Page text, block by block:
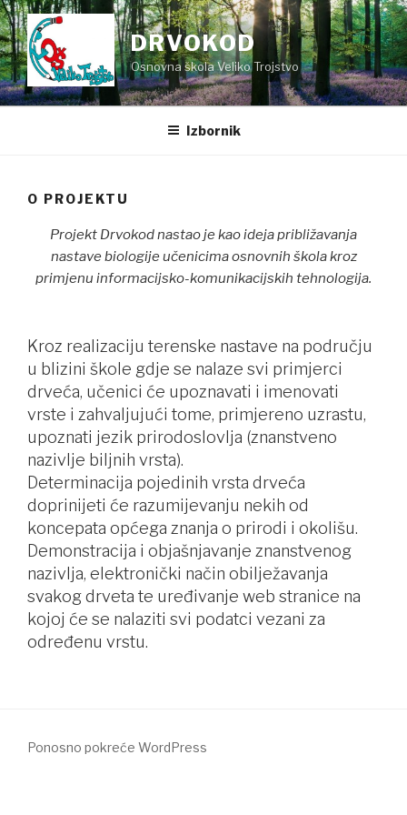
Preskoči
na
sadržaj
DRVOKOD
Osnovna škola Veliko Trojstvo
Izbornik
O PROJEKTU
Projekt Drvokod nastao je kao ideja približavanja
nastave biologije učenicima osnovnih škola kroz
primjenu informacijsko-komunikacijskih tehnologija.
Kroz realizaciju terenske nastave na području
u blizini škole gdje se nalaze svi primjerci
drveća, učenici će upoznavati i imenovati
vrste i zahvaljujući tome, primjereno uzrastu,
upoznati jezik prirodoslovlja (znanstveno
nazivlje biljnih vrsta).
Determinacija pojedinih vrsta drveća
doprinijeti će razumijevanju nekih od
koncepata općega znanja o prirodi i okolišu.
Demonstracija i objašnjavanje znanstvenog
nazivlja, elektronički način obilježavanja
svakog drveta te uređivanje web stranice na
kojoj će se nalaziti svi podatci vezani za
određenu vrstu.
Ponosno pokreće WordPress